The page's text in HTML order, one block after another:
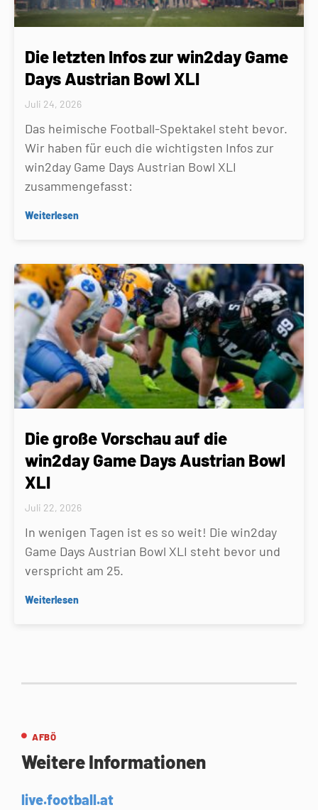
Die letzten Infos zur win2day Game
Days Austrian Bowl XLI
Juli 24, 2026
Das heimische Football-Spektakel steht bevor.
Wir haben für euch die wichtigsten Infos zur
win2day Game Days Austrian Bowl XLI
zusammengefasst:
Weiterlesen
Die große Vorschau auf die
win2day Game Days Austrian Bowl
XLI
Juli 22, 2026
In wenigen Tagen ist es so weit! Die win2day
Game Days Austrian Bowl XLI steht bevor und
verspricht am 25.
Weiterlesen
AFBÖ
Weitere Informationen
live.football.at